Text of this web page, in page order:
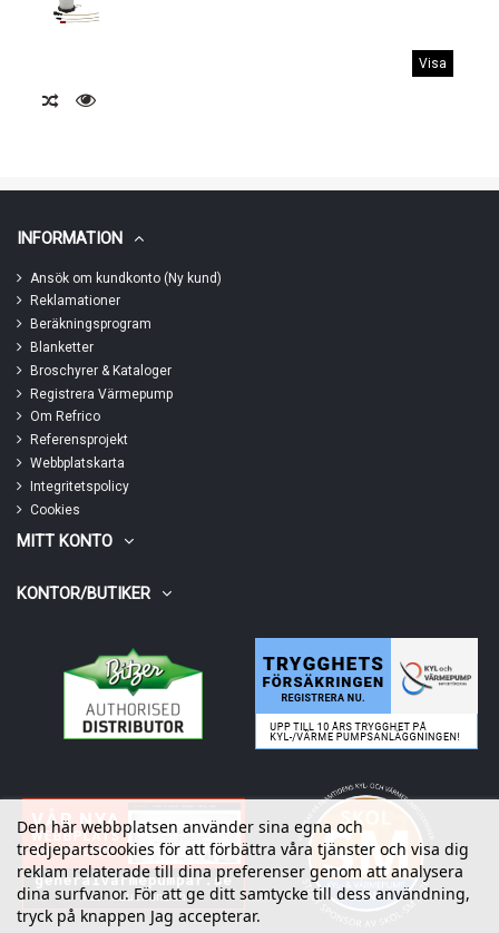
Visa
INFORMATION
Ansök om kundkonto (Ny kund)
Reklamationer
Beräkningsprogram
Blanketter
Broschyrer & Kataloger
Registrera Värmepump
Om Refrico
Referensprojekt
Webbplatskarta
Integritetspolicy
Cookies
MITT KONTO
KONTOR/BUTIKER
Den här webbplatsen använder sina egna och
tredjepartscookies för att förbättra våra tjänster och visa dig
reklam relaterade till dina preferenser genom att analysera
dina surfvanor. För att ge ditt samtycke till dess användning,
tryck på knappen Jag accepterar.